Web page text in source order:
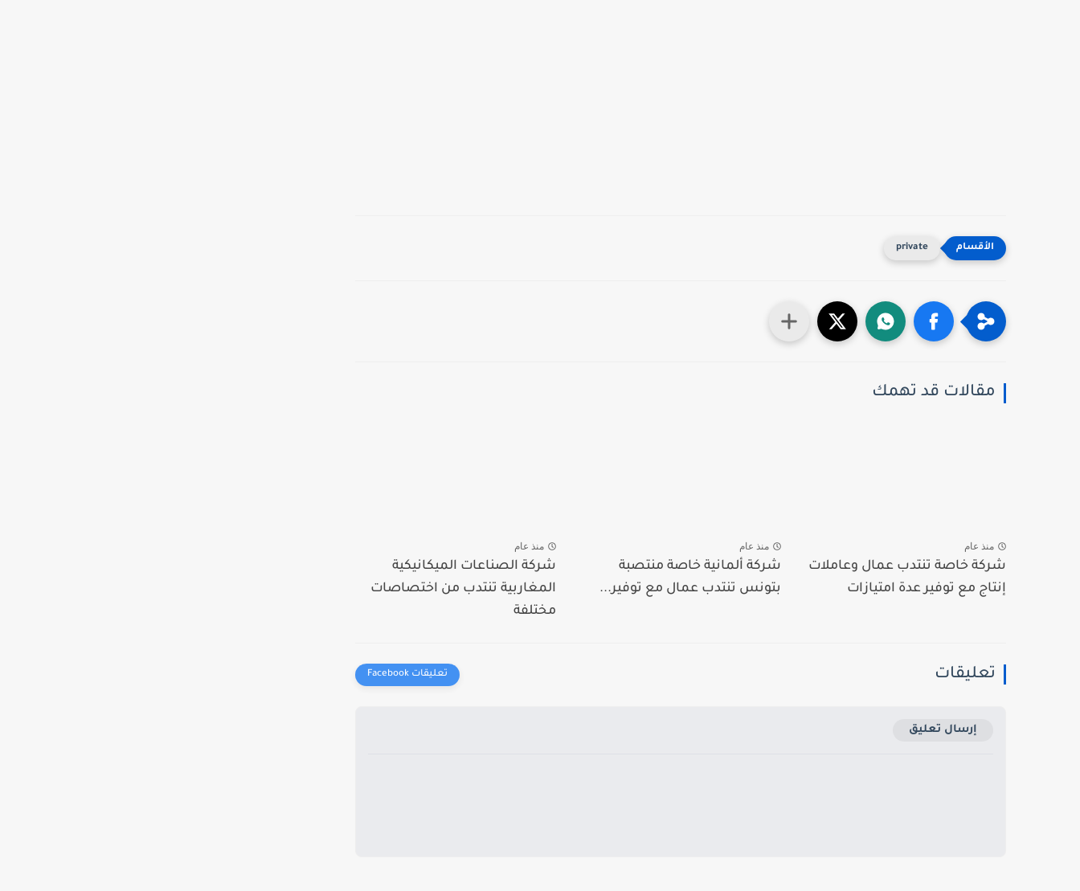
private
مقالات قد تهمك
منذ عام
شركة خاصة تنتدب عمال وعاملات
إنتاج مع توفير عدة امتيازات
منذ عام
شركة ألمانية خاصة منتصبة
بتونس تنتدب عمال مع توفير...
منذ عام
شركة الصناعات الميكانيكية
المغاربية تنتدب من اختصاصات
مختلفة
تعليقات
إرسال تعليق